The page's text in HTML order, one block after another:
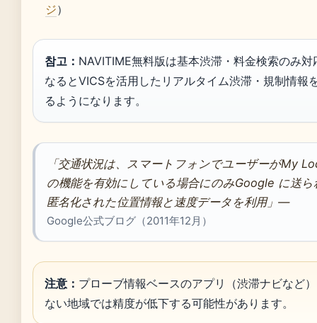
ジ）
참고： NAVITIME無料版は基本渋滞・料金検索のみ
なるとVICSを活用したリアルタイム渋滞・規制情報
るようになります。
「交通状況は、スマートフォンでユーザーがMy
の機能を有効にしている場合にのみGoogle に送ら
匿名化された位置情報と速度データを利用」—
Google公式ブログ（2011年12月）
注意： プローブ情報ベースのアプリ（渋滞ナビなど
ない地域では精度が低下する可能性があります。